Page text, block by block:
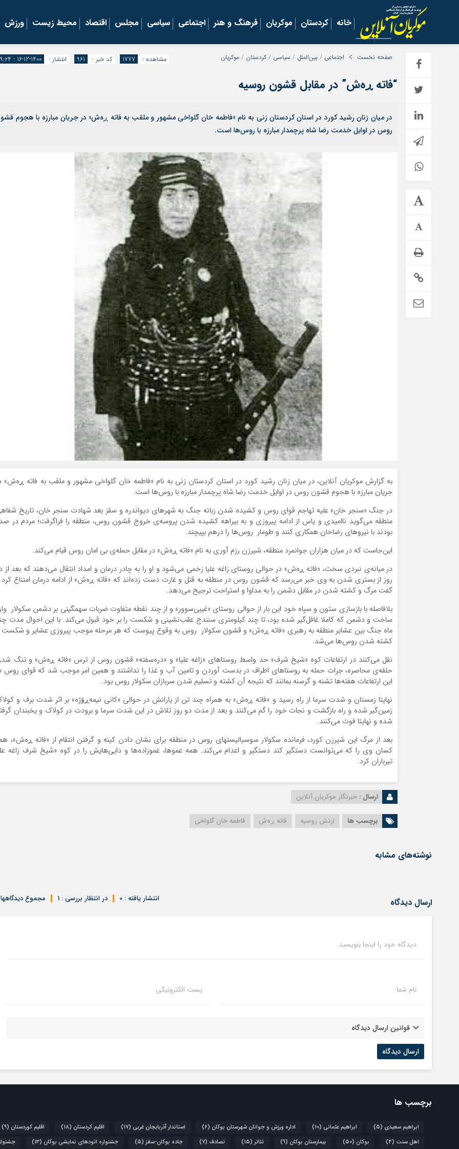
خانه کردستان موکریان فرهنگ و هنر اجتماعی سیاسی مجلس اقتصاد محیط زیست ورزش
صفحه نخست اجتماعی / بین‌الملل / سیاسی / کردستان / موکریان انتشار : 1400-12-16 - ۱۹:۲۴ کد خبر : 961 مشاهده : 1777
“فاتە ڕەش” در مقابل قشون روسیه
در میان زنان رشید کورد در استان کردستان زنی به نام «فاطمه خان گلواخی مشهور و ملقب به فاته ڕەش» در جریان مبارزه با هجوم
روس در اوایل خدمت رضا شاه پرچمدار مبارزه با روس‌ها است.
به گزارش موکریان‌ آنلاین، در میان زنان رشید کورد در استان کردستان زنی به نام «فاطمه خان گلواخی مشهور و ملقب به فاته ڕەش»
جریان مبارزه با هجوم قشون روس در اوایل خدمت رضا شاه پرچمدار مبارزه با روس‌ها است.
در جنگ «سنجر خان» علیه تهاجم قوای روس و کشیده شدن زبانه جنگ به شهرهای دیواندره و سقز بعد شهادت سنجر خان، تاریخ
منطقه می‌گوید ناامیدی و یاس از ادامه پیروزی و به بیراهه کشیده شدن پروسه‌ی خروج قشون روس، منطقه را فراگرفت؛ مردم در
بودند با نیروهای رضاخان همکاری ‌کنند و طومار روس‌ها را درهم ‌بپیچند.
این‌جاست که در میان هزاران جوانمرد منطقه، شیرزن رزم آوری به نام «فاتە ڕەش» در مقابل حمله‌ی بی امان روس قیام می‌کند.
در میانه‌ی نبردی سخت، «فاتە ڕەش» در حوالی روستای زاغه علیا زخمی می‌شود و او را به چادر درمان و امداد انتقال می‌دهند که بعد از
روز از بستری شدن به وی خبر می‌رسد که قشون روس در منطقه به قتل و غارت دست زده‌اند که «فاتە ڕەش» از ادامه درمان امتناع
گفت مرگ و کشته شدن در مقابل دشمن را به مداوا و استراحت ترجیح می‌دهد.
بلافاصله با بازسازی ستون و سپاه خود این بار از حوالی روستای «غیبی‌سوور» و از چند نقطه متفاوت ضربات سهمگینی بر دشمن سکولار
ساخت و دشمن که کاملا غافل‌گیر شده بود، تا چند کیلومتری سنندج عقب‌نشینی و شکست را بر خود قبول می‌کند. با این احوال مدت
ماه جنگ بین عشایر منطقه به رهبری «فاتە ڕەش» و قشون سکولار روس به وقوع پیوست که هر مرحله موجب پیروزی عشایر و
کشته شدن روس‌ها می‌شد.
نقل می‌کنند در ارتفاعات کوه «شیخ شرف» حد واسط روستاهای «زاغه علیا» و «دره‌سفته» قشون روس از ترس «فاتە ڕەش» و تنگ
حلقه‌ی محاصره، جرات حمله به روستاهای اطراف در بدست آوردن و تامین آب و غذا را نداشتند و همین امر موجب شد که قوای روس
این ارتفاعات هفته‌ها تشنه و گرسنه بمانند که نتیجه آن کشته و تسلیم شدن سربازان سکولار روس بود.
نهایتا زمستان و شدت سرما از راه رسید و «فاتە ڕەش» به همراه چند تن از یارانش در حوالی «کانی نیمە‌ڕۆژە» بر اثر شدت برف و
زمین‌گیر شده و راه بازگشت و نجات خود را گم می‌کنند و بعد از مدت دو روز تلاش در این شدت سرما و برودت در کولاک و یخبندان
شده و نهایتا فوت می‌کنند.
بعد از مرگ این شیرزن کورد، فرمانده سکولار سوسیالیستهای روس در منطقه برای نشان دادن کینه و گرفتن انتقام از «فاتە ڕەش»،
کسان وی را که می‌توانست دستگیر کند دستگیر و اعدام می‌کند. همه عموها، عموزاده‌ها و دایی‌هایش را در کوه «شیخ شرف زاغه
تیرباران کرد.
ارسال : خبرنگار موکریان آنلاین
برچسب ها ارتش روسیه فاتە ڕەش فاطمه خان گلواخی
نوشته‌های مشابه
ارسال دیدگاه مجموع دیدگاهها در انتظار بررسی : 1 انتشار یافته : 0
دیدگاه خود را اینجا بنویسید
نام شما پست الکترونیکی
قوانین ارسال دیدگاه
برچسب ها
ابراهیم سعیدی (5) ابراهیم عثمانی (10) اداره ورزش و جوانان شهرستان بوکان (6) استاندار آذربایجان غربی (17) اقلیم کردستان (18) اقلیم کوردستان (9)
اهل سنت (4) بوکان (50) بیمارستان بوکان (9) تئاتر (15) تصادف (7) جاده بوکان-سقز (5) جشنواره اتودهای نمایشی بوکان (13)